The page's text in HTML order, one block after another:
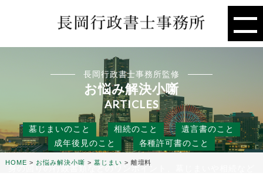
長岡行政書士事務所監修
お悩み解決小噺
ARTICLES
墓じまいのこと 相続のこと
遺言書のこと
成年後見のこと
各種許可書のこと
身の回りの行政書類などのワンポイント、墓じまいや相続など
HOME > お悩み解決小噺 > 墓じまい > 離壇料